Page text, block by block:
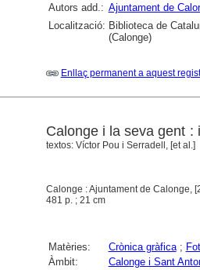
Autors add.: Ajuntament de
Localització: Biblioteca de
(Calonge)
Enllaç permanent a aquest
Calonge i la seva gent
textos: Víctor Pou i Serradell, [et al.]
Calonge : Ajuntament de Calonge,
481 p. ; 21 cm
Matèries: Crònica gràfica;
Àmbit:
Calonge i Sant